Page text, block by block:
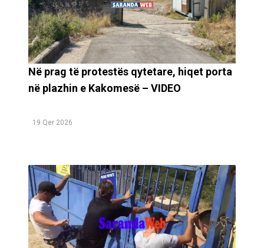
Në prag të protestës qytetare, hiqet porta
në plazhin e Kakomesë – VIDEO
19 Qer 2026